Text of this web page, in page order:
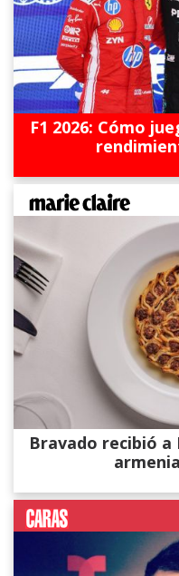
F1 2026: Cómo
Bravado recibió a